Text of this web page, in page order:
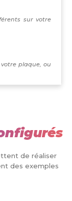
sur votre
plaque, ou
de réaliser
des exemples